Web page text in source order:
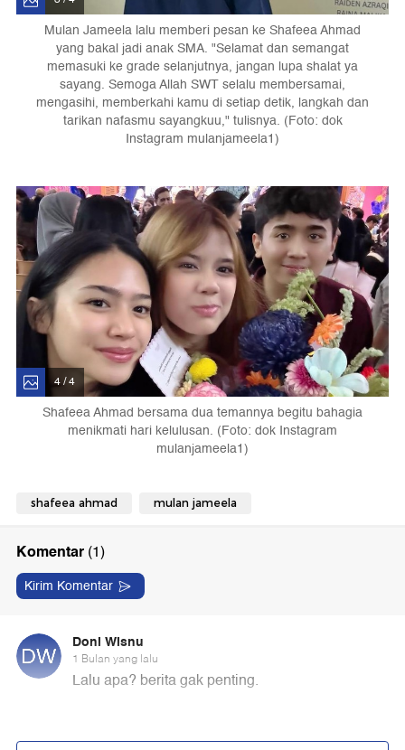
Mulan Jameela lalu memberi pesan ke Shafeea Ahmad
yang bakal jadi anak SMA. "Selamat dan semangat
memasuki ke grade selanjutnya, jangan lupa shalat ya
sayang. Semoga Allah SWT selalu membersamai,
mengasihi, memberkahi kamu di setiap detik, langkah dan
tarikan nafasmu sayangkuu," tulisnya. (Foto: dok
Instagram mulanjameela1)
4 / 4
Shafeea Ahmad bersama dua temannya begitu bahagia
menikmati hari kelulusan. (Foto: dok Instagram
mulanjameela1)
shafeea ahmad mulan jameela